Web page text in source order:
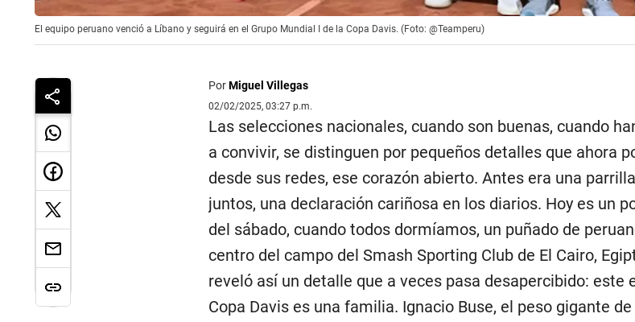
El equipo peruano venció a Líbano y seguirá en el Grupo Mundial I de la Copa Davis. (Foto: @Teamperu)
PorMiguel Villegas
02/02/2025, 03:27 p.m.
Las selecciones nacionales, cuando son buenas, cuando
a convivir, se distinguen por pequeños detalles que ahora
desde sus redes, ese corazón abierto. Antes era una
juntos, una declaración cariñosa en los diarios. Hoy es un
del sábado, cuando todos dormíamos, un puñado de
centro del campo del Smash Sporting Club de El Cairo,
reveló así un detalle que a veces pasa desapercibido: este
Copa Davis es una familia. Ignacio Buse, el peso gigante